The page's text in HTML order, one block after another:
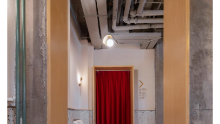
△ 夜晚的玻璃砖 小枝️@ICYWORKS